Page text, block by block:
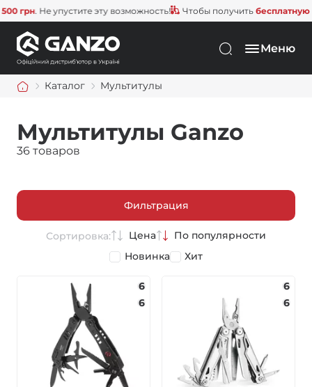
. Не упустите эту возможность! Чтобы получитьбесплатную
Меню
Каталог Мультитулы
Мультитулы Ganzo
36 товаров
Фильтрация
Сортировка: Цена
По популярности
Новинка
Хит
6
6
6
6